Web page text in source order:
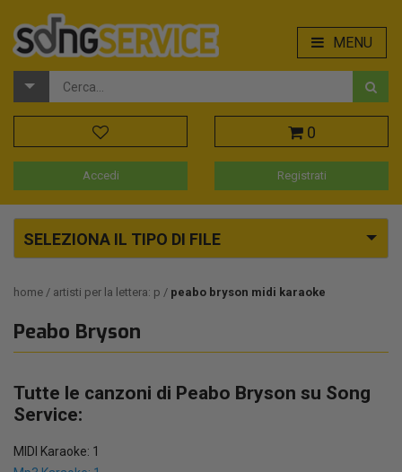
MENU
0
Accedi Registrati
SELEZIONA IL TIPO DI FILE
home artisti per la lettera: p peabo bryson midi karaoke
Peabo Bryson
Tutte le canzoni di Peabo Bryson su Song
Service:
MIDI Karaoke: 1